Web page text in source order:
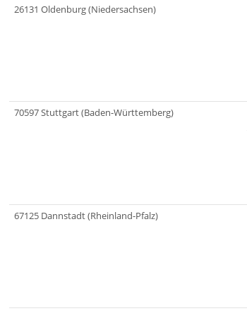
26131 Oldenburg (Niedersachsen)
70597 Stuttgart (Baden-Württemberg)
67125 Dannstadt (Rheinland-Pfalz)